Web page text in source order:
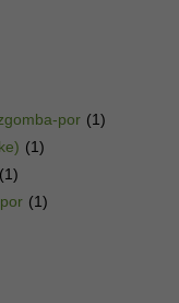
por (1)
(1)
(1)
(1)